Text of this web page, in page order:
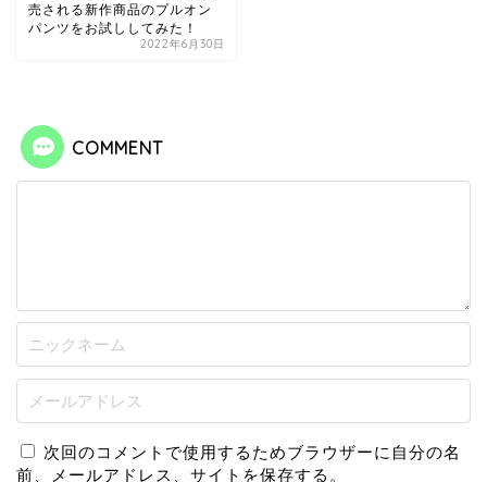
売される新作商品のプルオン
パンツをお試ししてみた！
2022年6月30日
COMMENT
次回のコメントで使用するためブラウザーに自分の名
前、メールアドレス、サイトを保存する。